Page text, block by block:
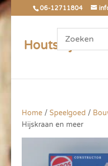
06-12711804
Houtsnijwerk
Home/ Speelgoed /
Hijskraan en meer